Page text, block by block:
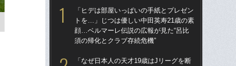
「ヒデは部屋いっぱいの手紙とプレゼン
トを…」じつは優しい中田英寿21歳の素
顔…ベルマーレ伝説の広報が見た“呂比
須の帰化とクラブ存続危機”
「なぜ日本人の天才19歳はJリーグを断